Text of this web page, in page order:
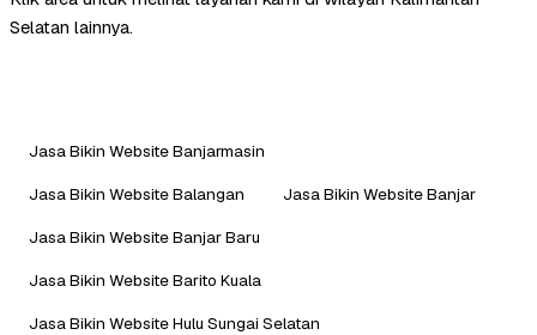
Selatan lainnya.
Jasa Bikin Website Banjarmasin
Jasa Bikin Website Balangan
Jasa Bikin Website Banjar
Jasa Bikin Website Banjar Baru
Jasa Bikin Website Barito Kuala
Jasa Bikin Website Hulu Sungai Selatan